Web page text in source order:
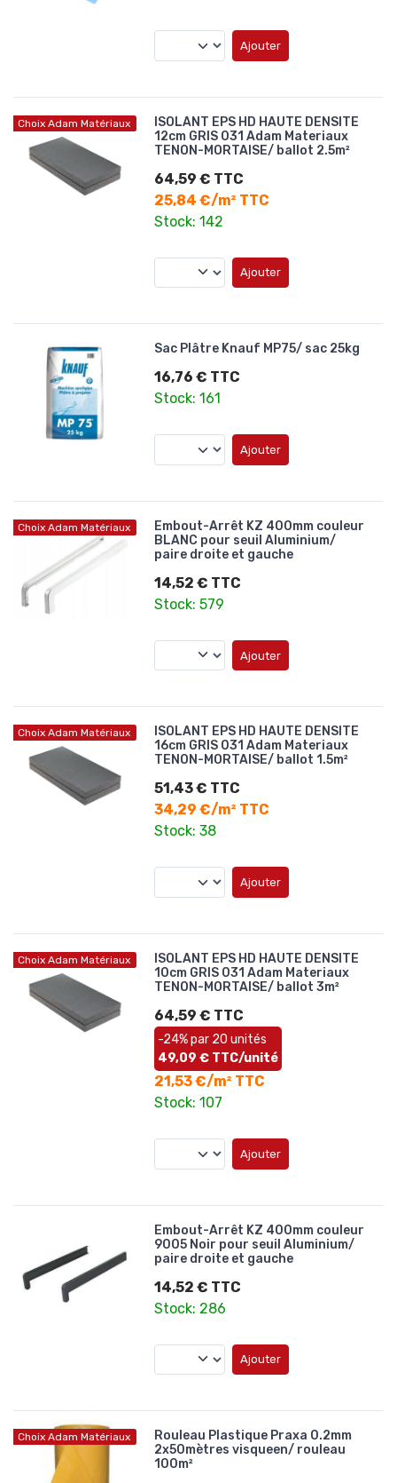
Ajouter
Choix Adam Matériaux
ISOLANT EPS HD HAUTE DENSITE
12cm GRIS 031 Adam Materiaux
TENON-MORTAISE/ ballot 2.5m²
64,59 € TTC
25,84 €/m² TTC
Stock: 142
Ajouter
Sac Plâtre Knauf MP75/ sac 25kg
16,76 € TTC
Stock: 161
Ajouter
Choix Adam Matériaux
Embout-Arrêt KZ 400mm couleur
BLANC pour seuil Aluminium/
paire droite et gauche
14,52 € TTC
Stock: 579
Ajouter
Choix Adam Matériaux
ISOLANT EPS HD HAUTE DENSITE
16cm GRIS 031 Adam Materiaux
TENON-MORTAISE/ ballot 1.5m²
51,43 € TTC
34,29 €/m² TTC
Stock: 38
Ajouter
Choix Adam Matériaux
ISOLANT EPS HD HAUTE DENSITE
10cm GRIS 031 Adam Materiaux
TENON-MORTAISE/ ballot 3m²
64,59 € TTC
-24% par 20 unités
49,09 € TTC/unité
21,53 €/m² TTC
Stock: 107
Ajouter
Embout-Arrêt KZ 400mm couleur
9005 Noir pour seuil Aluminium/
paire droite et gauche
14,52 € TTC
Stock: 286
Ajouter
Choix Adam Matériaux
Rouleau Plastique Praxa 0.2mm
2x50mètres visqueen/ rouleau
100m²